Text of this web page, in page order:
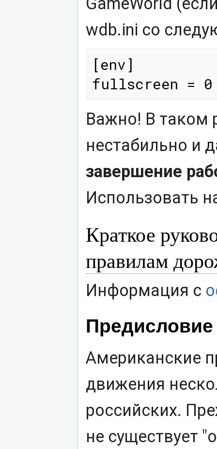
wdb.ini со
[env]
Важно! В таком
нестабильно и
завершение
Использовать
Краткое
правилам
Информация с
Предисловие
Американские
движения
российских.
не существует